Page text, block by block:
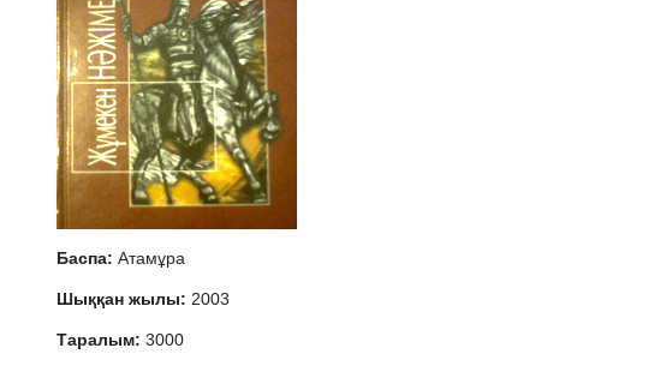
Баспа: Атамұра
Шыққан жылы: 2003
Таралым: 3000